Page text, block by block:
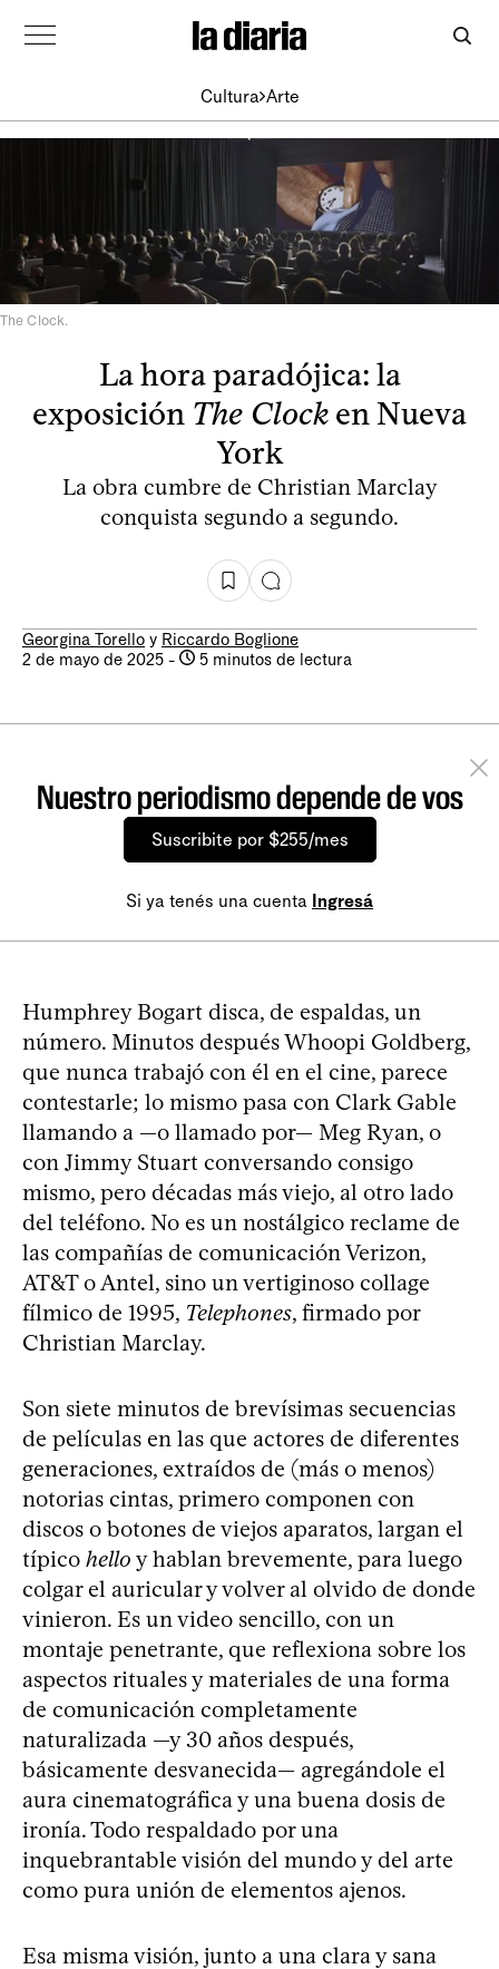
Cultura Arte
The Clock.
La hora paradójica: la
exposición The Clock en Nueva
York
La obra cumbre de Christian Marclay
conquista segundo a segundo.
Georgina Torello y Riccardo Boglione
2 de mayo de 2025 - 5 minutos de lectura
Nuestro periodismo depende de vos
Suscribite por $255/mes
Si ya tenés una cuenta Ingresá
Humphrey Bogart disca, de espaldas, un
número. Minutos después Whoopi Goldberg,
que nunca trabajó con él en el cine, parece
contestarle; lo mismo pasa con Clark Gable
llamando a —o llamado por— Meg Ryan, o
con Jimmy Stuart conversando consigo
mismo, pero décadas más viejo, al otro lado
del teléfono. No es un nostálgico reclame de
las compañías de comunicación Verizon,
AT&T o Antel, sino un vertiginoso collage
fílmico de 1995, Telephones, firmado por
Christian Marclay.
Son siete minutos de brevísimas secuencias
de películas en las que actores de diferentes
generaciones, extraídos de (más o menos)
notorias cintas, primero componen con
discos o botones de viejos aparatos, largan el
típico hello y hablan brevemente, para luego
colgar el auricular y volver al olvido de donde
vinieron. Es un video sencillo, con un
montaje penetrante, que reflexiona sobre los
aspectos rituales y materiales de una forma
de comunicación completamente
naturalizada —y 30 años después,
básicamente desvanecida— agregándole el
aura cinematográfica y una buena dosis de
ironía. Todo respaldado por una
inquebrantable visión del mundo y del arte
como pura unión de elementos ajenos.
Esa misma visión, junto a una clara y sana